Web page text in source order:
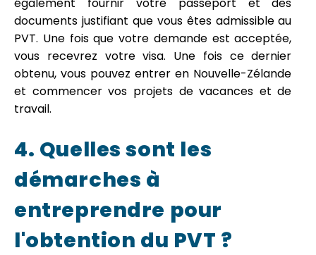
documents justifiant que vous êtes admissible au
PVT. Une fois que votre demande est acceptée,
vous recevrez votre visa. Une fois ce dernier
obtenu, vous pouvez entrer en Nouvelle-Zélande
et commencer vos projets de vacances et de
travail.
4. Quelles sont les
démarches à
entreprendre pour
l'obtention du PVT ?